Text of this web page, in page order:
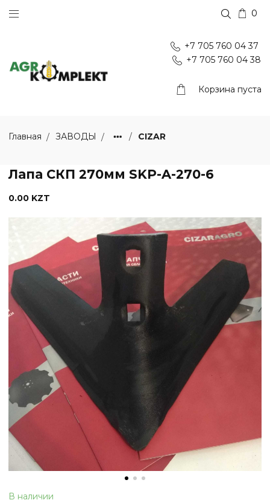
0
+7 705 760 04 37
+7 705 760 04 38
Корзина пуста
Главная ЗАВОДЫ CIZAR
Лапа СКП 270мм SKP-A-270-6
В наличии
0.00 KZT